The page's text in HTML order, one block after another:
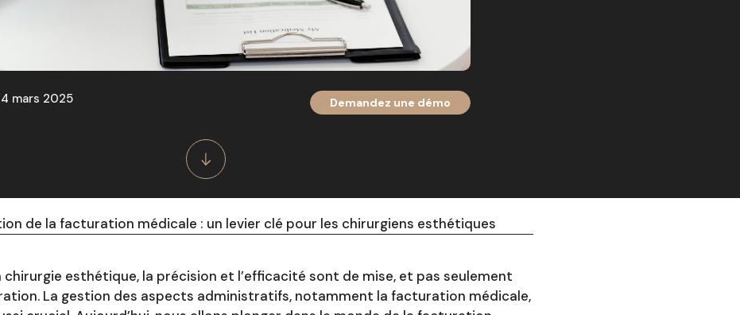
mars 2025 Demandez une démo
de la facturation médicale : un levier clé pour les chirurgiens esthétiques
chirurgie esthétique, la précision et l’efficacité sont de mise, et pas seulement
La gestion des aspects administratifs, notamment la facturation médicale,